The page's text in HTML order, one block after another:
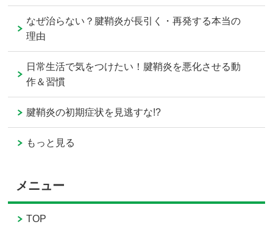
なぜ治らない？腱鞘炎が長引く・再発する本当の
理由
日常生活で気をつけたい！腱鞘炎を悪化させる動
作＆習慣
腱鞘炎の初期症状を見逃すな!?
もっと見る
メニュー
TOP